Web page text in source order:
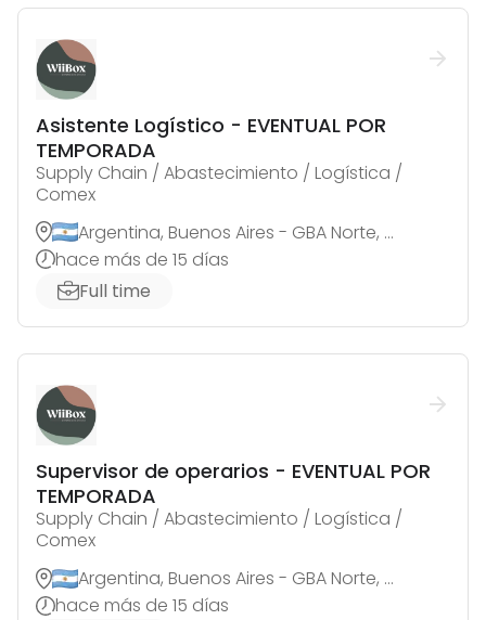
Asistente Logístico - EVENTUAL POR
TEMPORADA
Supply Chain / Abastecimiento / Logística /
Comex
Argentina, Buenos Aires - GBA Norte, Florida Oeste
hace más de 15 días
Full time
Supervisor de operarios - EVENTUAL POR
TEMPORADA
Supply Chain / Abastecimiento / Logística /
Comex
Argentina, Buenos Aires - GBA Norte, Florida Oeste
hace más de 15 días